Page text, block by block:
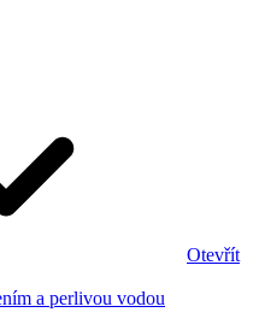
Otevřít
a perlivou vodou